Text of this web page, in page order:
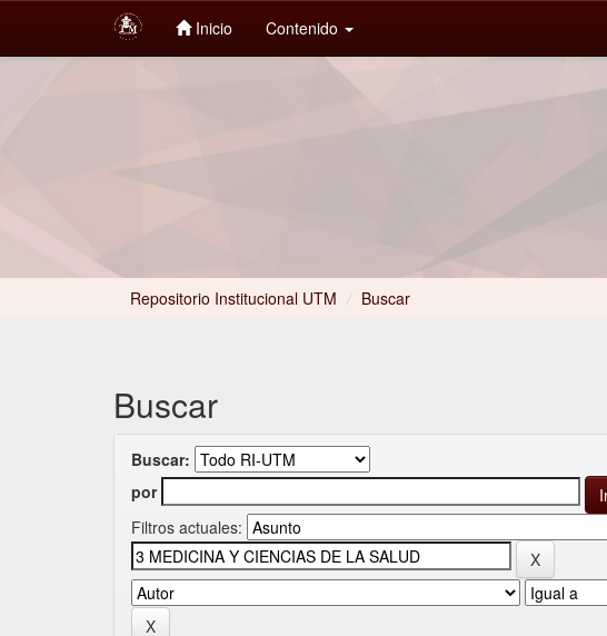
Inicio Contenido
Repositorio Institucional UTM / Buscar
Buscar
Buscar:
por
Filtros actuales: